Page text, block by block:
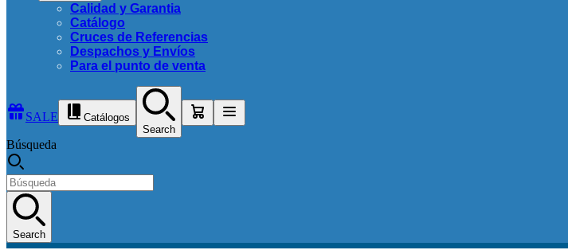
Calidad y Garantia
Catálogo
Cruces de Referencias
Despachos y Envíos
Para el punto de venta
SALE
Catálogos
Search
Búsqueda
Search